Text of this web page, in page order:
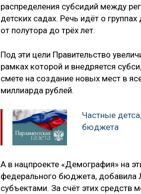
распределения субсидий между
детских садах. Речь идёт о
от полутора до трёх лет.
Под эти цели Правительство
рамках которой и внедряется
смете на создание новых мест в
миллиарда рублей.
Частные
бюджета
А в нацпроекте «Демография» на
федерального бюджета,
субъектами. За счёт этих